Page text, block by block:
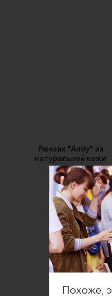
Рюкзак "Andy" из
натуральной кожи
Bu'valina
13990 ₽
Похоже,